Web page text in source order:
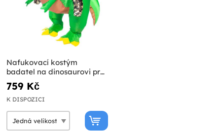
Nafukovací kostým
badatel na dinosaurovi pro
dospělé
759 Kč
K DISPOZICI